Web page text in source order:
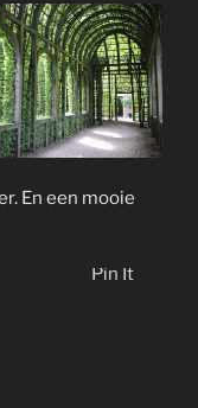
En een mooie
Pin It